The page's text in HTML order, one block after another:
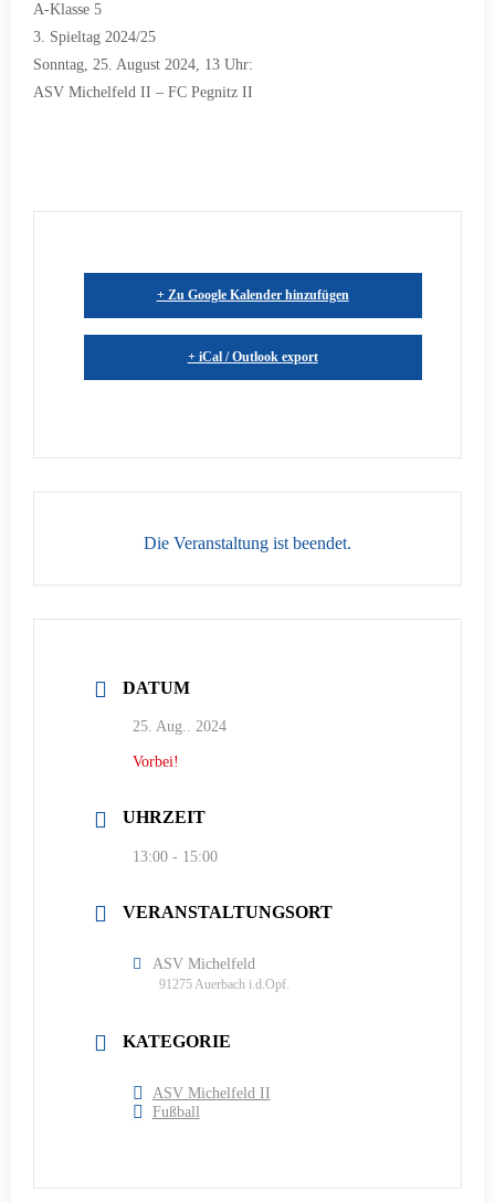
A-Klasse 5
3. Spieltag 2024/25
Sonntag, 25. August 2024, 13 Uhr:
ASV Michelfeld II – FC Pegnitz II
+ Zu Google Kalender hinzufügen
+ iCal / Outlook export
Die Veranstaltung ist beendet.
DATUM
25. Aug.. 2024
Vorbei!
UHRZEIT
13:00 - 15:00
VERANSTALTUNGSORT
ASV Michelfeld
91275 Auerbach i.d.Opf.
KATEGORIE
ASV Michelfeld II
Fußball